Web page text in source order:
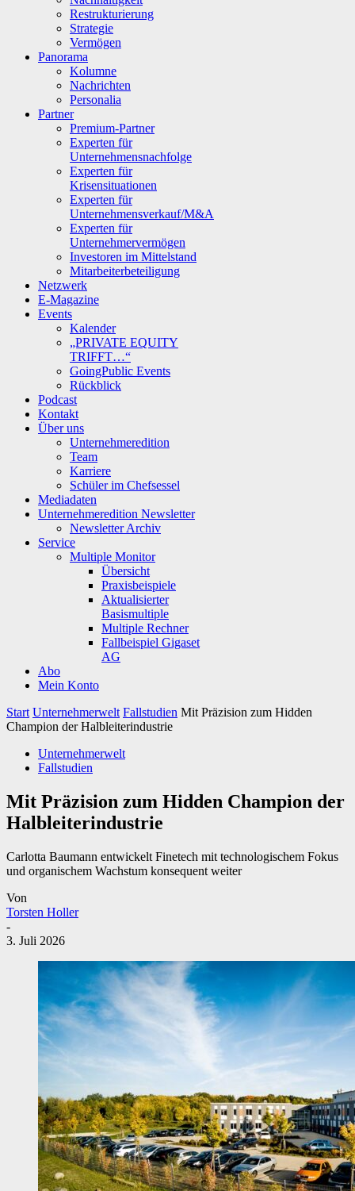
Restrukturierung
Strategie
Vermögen
Panorama
Kolumne
Nachrichten
Personalia
Partner
Premium-Partner
Experten für
Unternehmensnachfolge
Experten für
Krisensituationen
Experten für
Unternehmensverkauf/M&A
Experten für
Unternehmervermögen
Investoren im Mittelstand
Mitarbeiterbeteiligung
Netzwerk
E-Magazine
Events
Kalender
„PRIVATE EQUITY
TRIFFT…“
GoingPublic Events
Rückblick
Podcast
Kontakt
Über uns
Unternehmeredition
Team
Karriere
Schüler im Chefsessel
Mediadaten
Unternehmeredition Newsletter
Newsletter Archiv
Service
Multiple Monitor
Übersicht
Praxisbeispiele
Aktualisierter
Basismultiple
Multiple Rechner
Fallbeispiel Gigaset
AG
Abo
Mein Konto
Start Unternehmerwelt Fallstudien Mit Präzision zum Hidden
Champion der Halbleiterindustrie
Unternehmerwelt
Fallstudien
Mit Präzision zum Hidden Champion der
Halbleiterindustrie
Carlotta Baumann entwickelt Finetech mit technologischem Fokus
und organischem Wachstum konsequent weiter
Von
Torsten Holler
-
3. Juli 2026